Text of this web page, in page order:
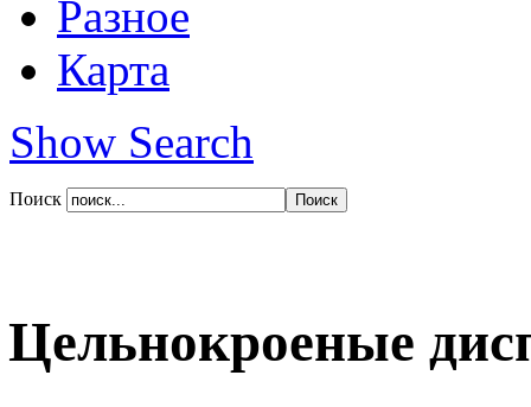
Разное
Карта
Show Search
Поиск
Цельнокроеные